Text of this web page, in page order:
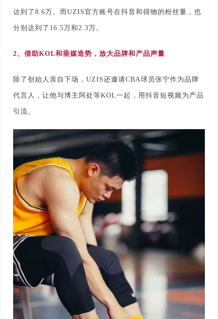
达到了8.6万。而UZIS官方账号在抖音和得物的粉丝量，也
分别达到了16.5万和2.3万。
2、 借助KOL和垂媒造势，放大品牌和产品声量
除了创始人亲自下场，UZIS还邀请CBA球员张宁作为品牌
代言人，让他与博主阿处等KOL一起，用抖音短视频为产品
引流。